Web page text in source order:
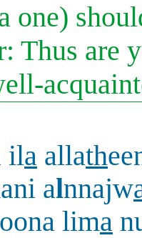
one)
Thus are
ila allath
alnnajw
lima